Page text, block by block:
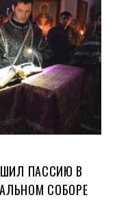
ПАССИЮ В
СОБОРЕ